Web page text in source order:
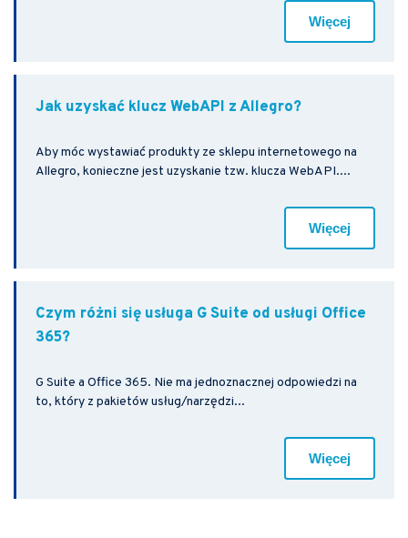
Więcej
Jak uzyskać klucz WebAPI z Allegro?
Aby móc wystawiać produkty ze sklepu internetowego na
Allegro, konieczne jest uzyskanie tzw. klucza WebAPI....
Więcej
Czym różni się usługa G Suite od usługi Office
365?
G Suite a Office 365. Nie ma jednoznacznej odpowiedzi na
to, który z pakietów usług/narzędzi...
Więcej